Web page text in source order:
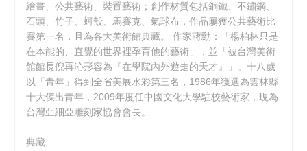
繪畫、公共藝術、裝置藝術；創作材質包括銅鐵、不鏽鋼、
石頭、竹子、蚵殼、馬賽克、氣球布，作品屢獲公共藝術比
賽第一名，且為各大美術館典藏。 作家蔣勳：「楊柏林只是
在本能的、直覺的世界裡孕育他的藝術」，並「被台灣美術
館館長倪再沁形容為『在學院內外遊走的天才』」。十八歲
以「青年」得到全省美展水彩第三名，1986年獲選為雲林縣
十大傑出青年，2009年度任中國文化大學駐校藝術家，現為
台灣亞細亞雕刻家協會會長。
典藏